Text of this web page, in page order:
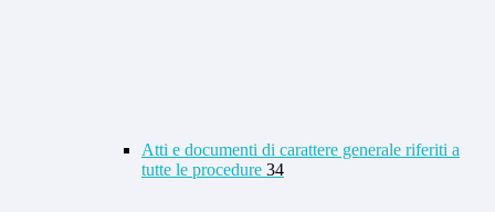
Atti e documenti di carattere generale riferiti a
tutte le procedure 34